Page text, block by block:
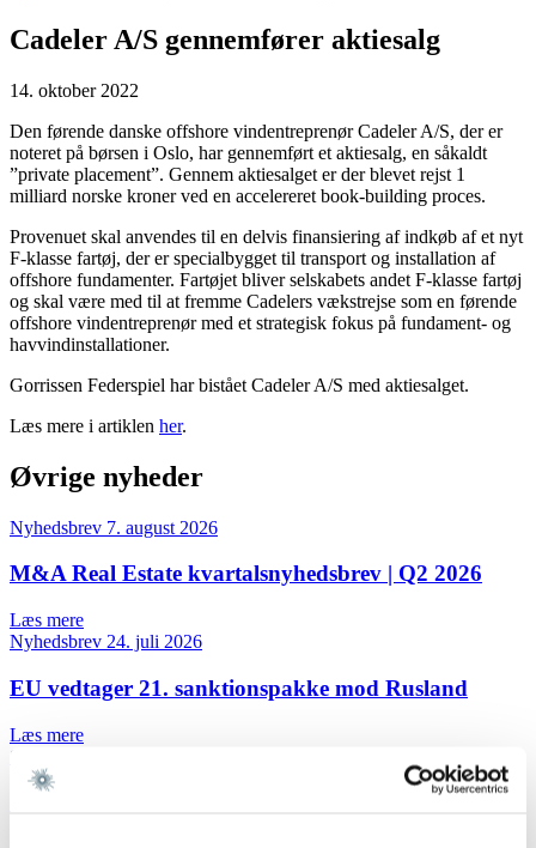
Cadeler A/S gennemfører aktiesalg
14. oktober 2022
Den førende danske offshore vindentreprenør Cadeler A/S, der er
noteret på børsen i Oslo, har gennemført et aktiesalg, en såkaldt
”private placement”. Gennem aktiesalget er der blevet rejst 1
milliard norske kroner ved en accelereret book-building proces.
Provenuet skal anvendes til en delvis finansiering af indkøb af et nyt
F-klasse fartøj, der er specialbygget til transport og installation af
offshore fundamenter. Fartøjet bliver selskabets andet F-klasse fartøj
og skal være med til at fremme Cadelers vækstrejse som en førende
offshore vindentreprenør med et strategisk fokus på fundament- og
havvindinstallationer.
Gorrissen Federspiel har bistået Cadeler A/S med aktiesalget.
Læs mere i artiklen her.
Øvrige nyheder
Nyhedsbrev 7. august 2026
M&A Real Estate kvartalsnyhedsbrev | Q2 2026
Læs mere
Nyhedsbrev 24. juli 2026
EU vedtager 21. sanktionspakke mod Rusland
Læs mere
Sagsomtale
Gorrissen Federspiel rådgiver Air Greenland